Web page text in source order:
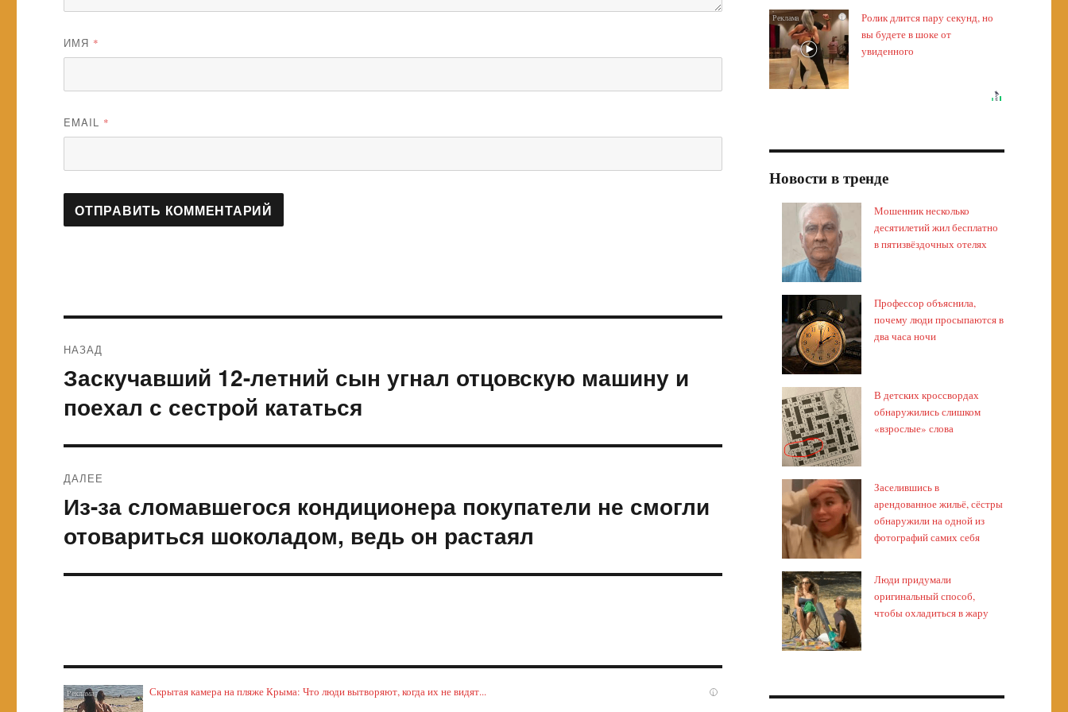
ИМЯ *
EMAIL *
по
записям
НАЗАД
Предыдущая
Заскучавший 12-летний сын угнал отцовскую машину и
поехал с сестрой кататься
ДАЛЕЕ
Следующая
Из-за сломавшегося кондиционера покупатели не смогли
отовариться шоколадом, ведь он растаял
i
Скрытая камера на пляже Крыма: Что люди вытворяют, когда их не видят...
i
Ролик длится пару секунд, но
вы будете в шоке от
увиденного
Новости в тренде
Мошенник несколько
десятилетий жил бесплатно
в пятизвёздочных отелях
Профессор объяснила,
почему люди просыпаются в
два часа ночи
В детских кроссвордах
обнаружились слишком
«взрослые» слова
Заселившись в
арендованное жильё, сёстры
обнаружили на одной из
фотографий самих себя
Люди придумали
оригинальный способ,
чтобы охладиться в жару